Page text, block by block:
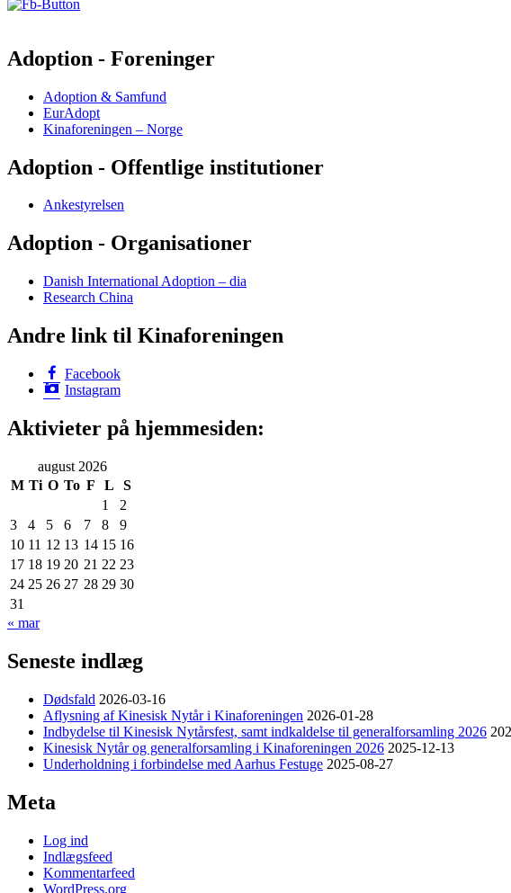
Adoption - Foreninger
Adoption & Samfund
EurAdopt
Kinaforeningen – Norge
Adoption - Offentlige institutioner
Ankestyrelsen
Adoption - Organisationer
Danish International Adoption – dia
Research China
Andre link til Kinaforeningen
Facebook
Instagram
Aktivieter på hjemmesiden:
august 2026
M Ti O To F L
S
1
2
3
4 5 6 7 8
9
10 11 12 13 14 15 16
17 18 19 20 21 22 23
24 25 26 27 28 29 30
31
« mar
Seneste indlæg
Dødsfald 2026-03-16
Aflysning af Kinesisk Nytår i Kinaforeningen 2026-01-28
Indbydelse til Kinesisk Nytårsfest, samt indkaldelse til generalforsamling 2026
Kinesisk Nytår og generalforsamling i Kinaforeningen 2026 2025-12-13
Underholdning i forbindelse med Aarhus Festuge 2025-08-27
Meta
Log ind
Indlægsfeed
Kommentarfeed
WordPress.org